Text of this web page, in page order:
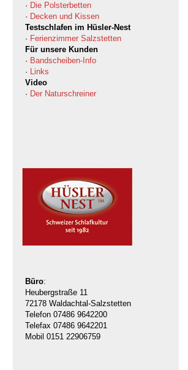
· Die Polsterbetten
· Decken und Kissen
Testschlafen im Hüsler-Nest
· Ferienzimmer Salzstetten
Für unsere Kunden
· Bandscheiben-Info
· Links
Video
· Der Naturschreiner
Büro:
Heubergstraße 11
72178 Waldachtal-Salzstetten
Telefon 07486 9642200
Telefax 07486 9642201
Mobil 0151 22906759